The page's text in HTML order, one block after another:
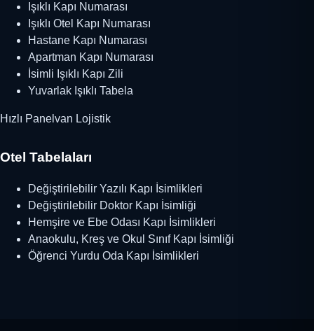
Işıklı Kapı Numarası
Işıklı Otel Kapı Numarası
Hastane Kapı Numarası
Apartman Kapı Numarası
İsimli Işıklı Kapı Zili
Yuvarlak Işıklı Tabela
Hızlı Panelvan Lojistik
Otel Tabelaları
Değiştirilebilir Yazılı Kapı İsimlikleri
Değiştirilebilir Doktor Kapı İsimliği
Hemşire ve Ebe Odası Kapı İsimlikleri
Anaokulu, Kreş ve Okul Sınıf Kapı İsimliği
Öğrenci Yurdu Oda Kapı İsimlikleri